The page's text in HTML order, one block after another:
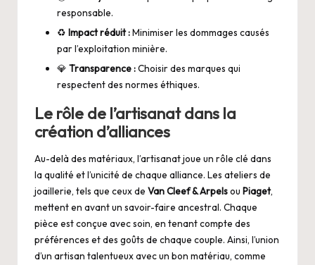
responsable.
♻️ Impact réduit :Minimiser les dommages causés
par l’exploitation minière.
💎 Transparence :Choisir des marques qui
respectent des normes éthiques.
Le rôle de l’artisanat dans la
création d’alliances
Au-delà des matériaux, l’artisanat joue un rôle clé dans
la qualité et l’unicité de chaque alliance. Les ateliers de
joaillerie, tels que ceux de Van Cleef & Arpelsou Piaget,
mettent en avant un savoir-faire ancestral. Chaque
pièce est conçue avec soin, en tenant compte des
préférences et des goûts de chaque couple. Ainsi, l’union
d’un artisan talentueux avec un bon matériau, comme